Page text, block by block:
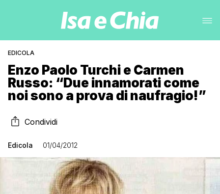
EDICOLA
Enzo Paolo Turchi e Carmen
Russo: “Due innamorati come
noi sono a prova di naufragio!”
Condividi
Edicola 01/04/2012